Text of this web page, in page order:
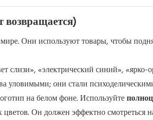
Они используют товары, чтобы
слизи», «электрический синий»,
уловимыми; они стали
на белом фоне. Используйте
цветов. Он должен эффектно смотреться